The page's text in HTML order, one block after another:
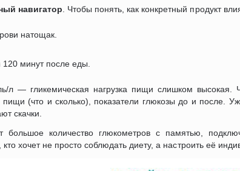
навигатор . Чтобы понять, как конкретный продукт
натощак.
минут после еды.
— гликемическая нагрузка пищи слишком высокая.
(что и сколько), показатели глюкозы до и после.
скачки.
большое количество глюкометров с памятью,
хочет не просто соблюдать диету, а настроить её